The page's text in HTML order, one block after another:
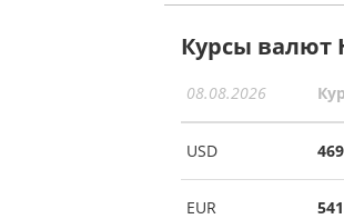
Курсы валют
08.08.2026
USD
EUR